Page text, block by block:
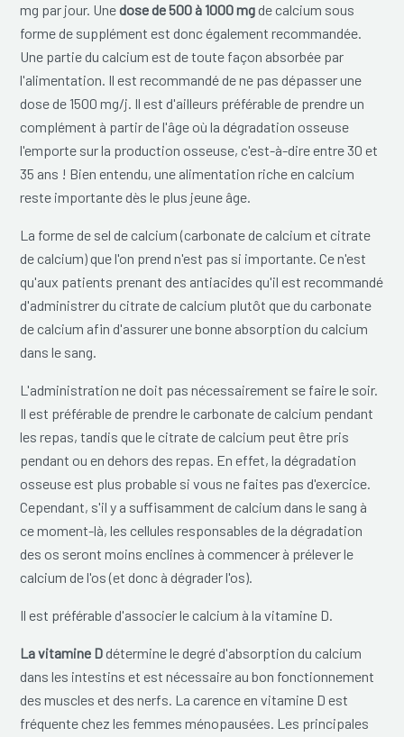
mg par jour. Unedose de 500 à 1000 mg de calcium sous
forme de supplément est donc également recommandée.
Une partie du calcium est de toute façon absorbée par
l'alimentation. Il est recommandé de ne pas dépasser une
dose de 1500 mg/j. Il est d'ailleurs préférable de prendre un
complément à partir de l'âge où la dégradation osseuse
l'emporte sur la production osseuse, c'est-à-dire entre 30 et
35 ans ! Bien entendu, une alimentation riche en calcium
reste importante dès le plus jeune âge.
La forme de sel de calcium (carbonate de calcium et citrate
de calcium) que l'on prend n'est pas si importante. Ce n'est
qu'aux patients prenant des antiacides qu'il est recommandé
d'administrer du citrate de calcium plutôt que du carbonate
de calcium afin d'assurer une bonne absorption du calcium
dans le sang.
L'administration ne doit pas nécessairement se faire le soir.
Il est préférable de prendre le carbonate de calcium pendant
les repas, tandis que le citrate de calcium peut être pris
pendant ou en dehors des repas. En effet, la dégradation
osseuse est plus probable si vous ne faites pas d'exercice.
Cependant, s'il y a suffisamment de calcium dans le sang à
ce moment-là, les cellules responsables de la dégradation
des os seront moins enclines à commencer à prélever le
calcium de l'os (et donc à dégrader l'os).
Il est préférable d'associer le calcium à la vitamine D.
La vitamine D détermine le degré d'absorption du calcium
dans les intestins et est nécessaire au bon fonctionnement
des muscles et des nerfs. La carence en vitamine D est
fréquente chez les femmes ménopausées. Les principales